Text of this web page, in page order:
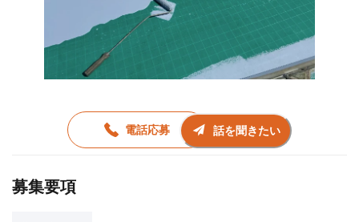
電話応募 話を聞きたい
募集要項